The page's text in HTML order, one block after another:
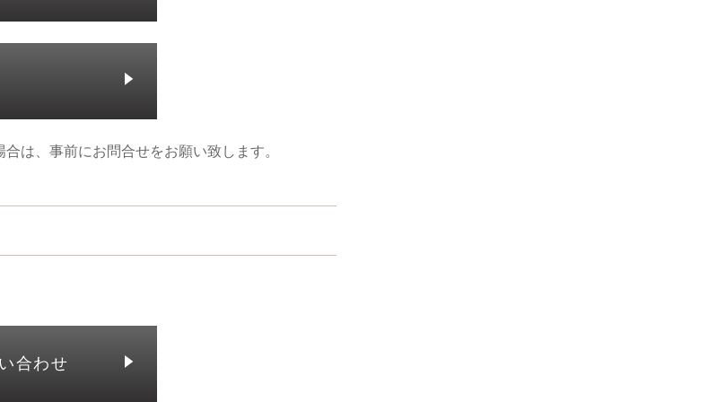
は、事前にお問合せをお願い致します。
合わせ